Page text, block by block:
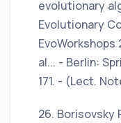
evolutionary
Evolutionary
EvoWorkshops
al... - Berlin:
171. - (Lect.
26. Borisovsky